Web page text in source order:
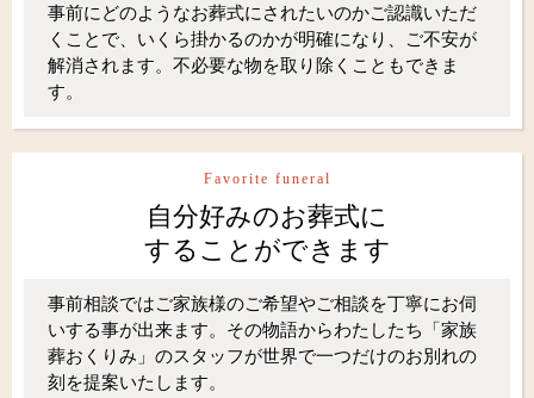
事前にどのようなお葬式にされたいのかご認識いただ
くことで、いくら掛かるのかが明確になり、ご不安が
解消されます。不必要な物を取り除くこともできま
す。
Favorite funeral
自分好みのお葬式に
することができます
事前相談ではご家族様のご希望やご相談を丁寧にお伺
いする事が出来ます。その物語からわたしたち「家族
葬おくりみ」のスタッフが世界で一つだけのお別れの
刻を提案いたします。